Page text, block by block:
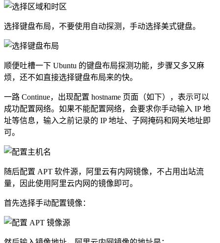
选择键盘布局，不要使用自动探测，手动选择美式键盘。
顺便吐槽一下 Ubuntu 的键盘布局探测功能，步骤又多又麻
烦，还不如直接选择键盘布局来的快。
一路 Continue，出现配置 hostname 页面（如下），表示可以
成功配置网络。如果不能配置网络，会要求你手动输入 IP 地
址等信息，输入之前记录的 IP 地址、子网掩码和网关地址即
可。
随后配置 APT 软件源，阿里云有内网镜像，不占用出站流
量，因此使用阿里云内网的镜像即可。
首先选择手动配置镜像：